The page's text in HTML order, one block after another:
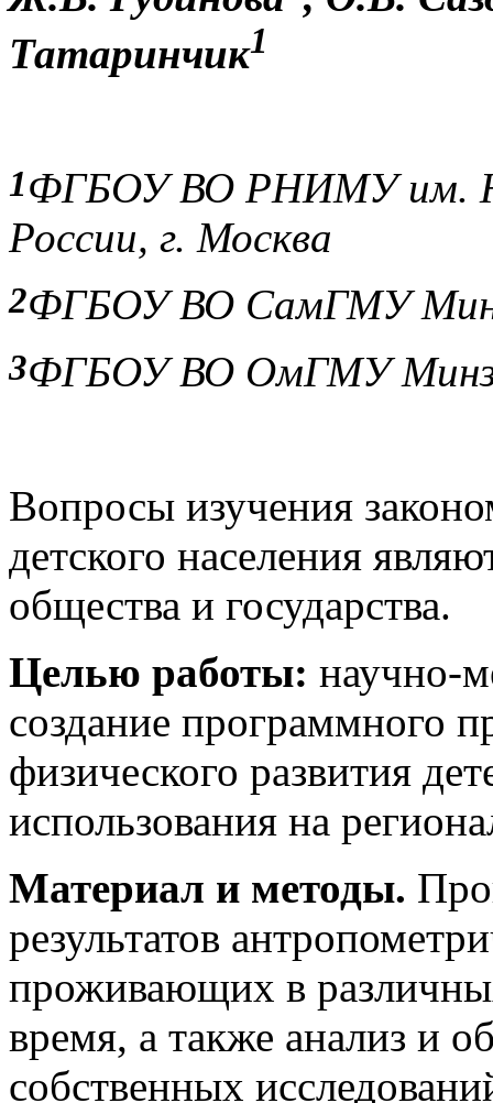
Татаринчик1
1ФГБОУ ВО РНИМУ им.
России, г. Москва
2ФГБОУ ВО СамГМУ
3ФГБОУ ВО ОмГМУ
Вопросы изучения
детского населения
общества и государства.
Целью работы: научно-
создание программного
физического развития
использования на
Материал и методы.
результатов
проживающих в
время, а также анализ и
собственных